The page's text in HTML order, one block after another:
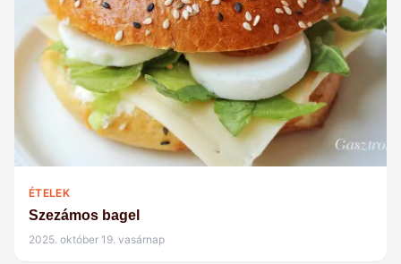
ÉTELEK
Szezámos bagel
2025. október 19. vasárnap